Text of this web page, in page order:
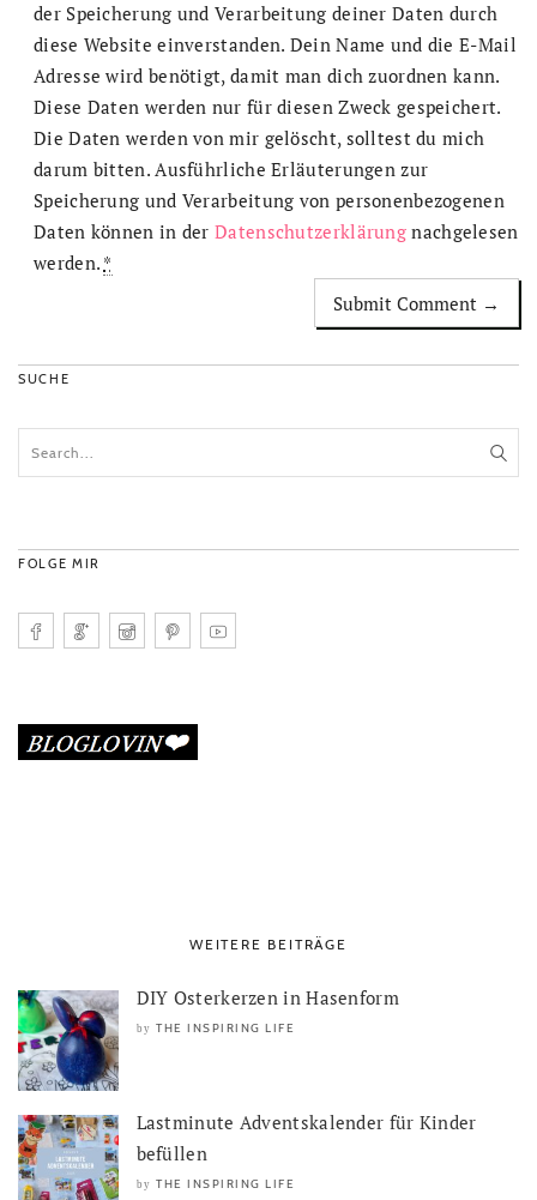
der Speicherung und Verarbeitung deiner Daten durch
diese Website einverstanden. Dein Name und die E-Mail
Adresse wird benötigt, damit man dich zuordnen kann.
Diese Daten werden nur für diesen Zweck gespeichert.
Die Daten werden von mir gelöscht, solltest du mich
darum bitten. Ausführliche Erläuterungen zur
Speicherung und Verarbeitung von personenbezogenen
Daten können in derDatenschutzerklärung nachgelesen
werden. *
SUCHE
FOLGE MIR
WEITERE BEITRÄGE
DIY Osterkerzen in Hasenform
by THE INSPIRING LIFE
Lastminute Adventskalender für Kinder
befüllen
by THE INSPIRING LIFE